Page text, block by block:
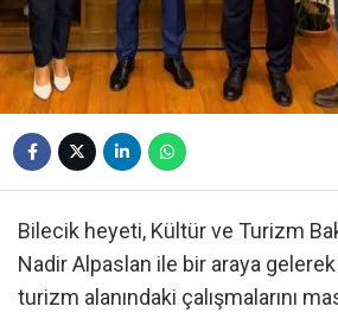
Bilecik heyeti, Kültür ve Turizm
Nadir Alpaslan ile bir araya
turizm alanındaki çalışmalarını